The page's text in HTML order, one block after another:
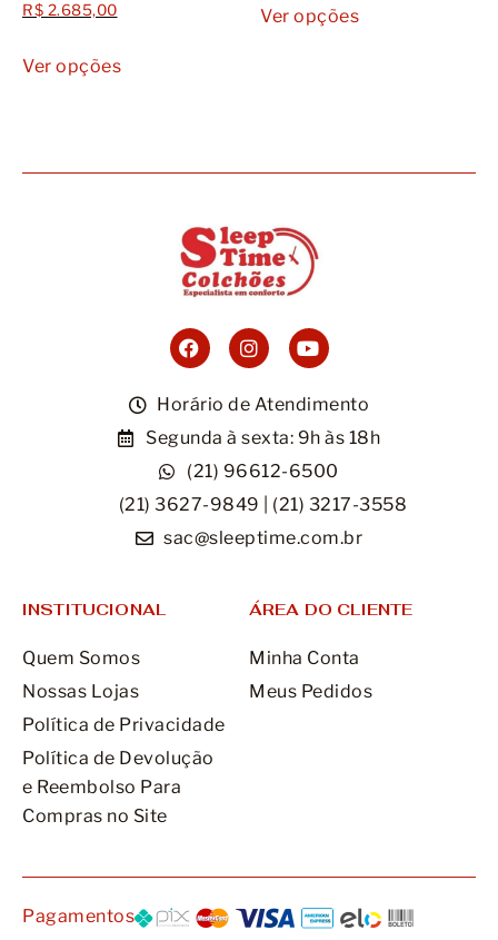
R$ 2.685,00
Ver opções
Ver opções
Horário de Atendimento
Segunda à sexta: 9h às 18h
(21) 96612-6500
(21) 3627-9849 | (21) 3217-3558
sac@sleeptime.com.br
INSTITUCIONAL
Quem Somos
Nossas Lojas
Política de Privacidade
Política de Devolução
e Reembolso Para
Compras no Site
ÁREA DO CLIENTE
Minha Conta
Meus Pedidos
Pagamentos